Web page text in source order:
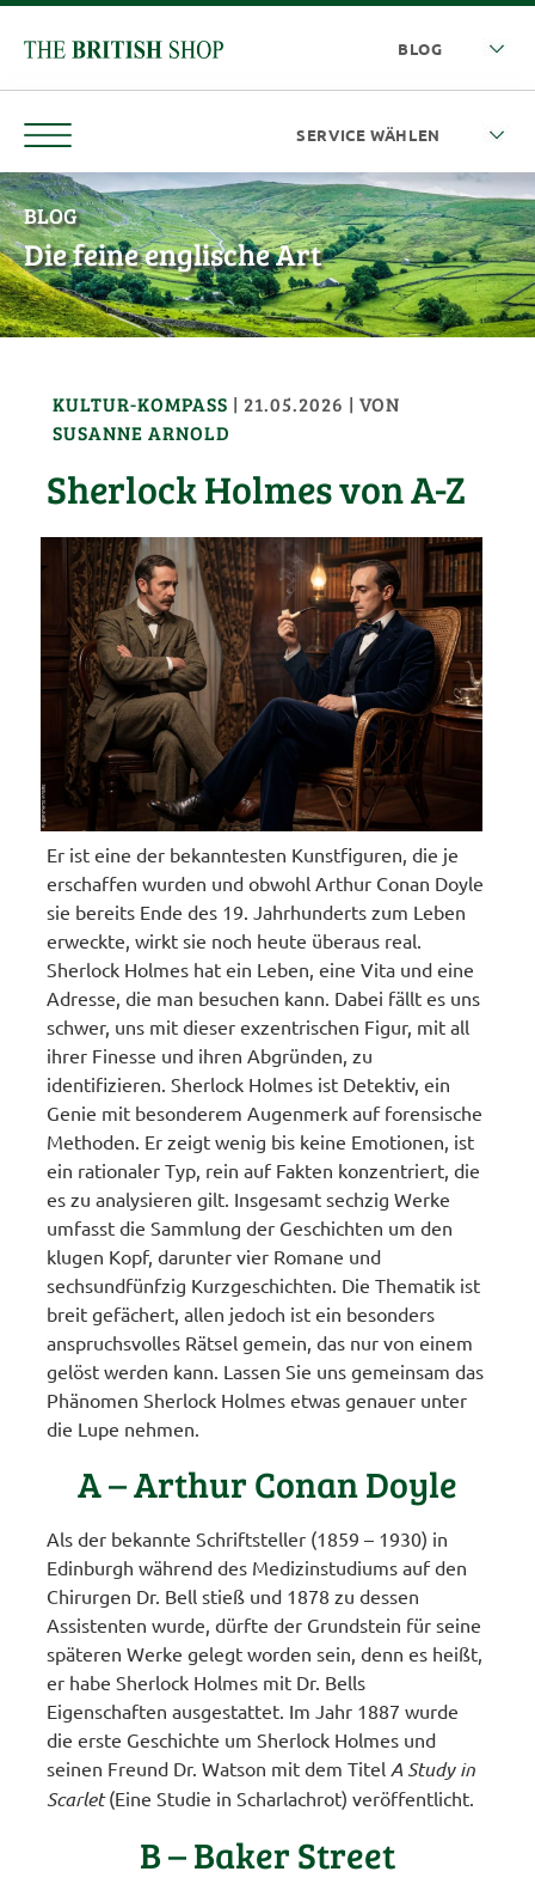
BLOG
Die feine englische Art
KULTUR-KOMPASS | 21.05.2026 | VON
SUSANNE ARNOLD
Sherlock Holmes von A-Z
Er ist eine der bekanntesten Kunstfiguren, die je
erschaffen wurden und obwohl Arthur Conan Doyle
sie bereits Ende des 19. Jahrhunderts zum Leben
erweckte, wirkt sie noch heute überaus real.
Sherlock Holmes hat ein Leben, eine Vita und eine
Adresse, die man besuchen kann. Dabei fällt es uns
schwer, uns mit dieser exzentrischen Figur, mit all
ihrer Finesse und ihren Abgründen, zu
identifizieren. Sherlock Holmes ist Detektiv, ein
Genie mit besonderem Augenmerk auf forensische
Methoden. Er zeigt wenig bis keine Emotionen, ist
ein rationaler Typ, rein auf Fakten konzentriert, die
es zu analysieren gilt. Insgesamt sechzig Werke
umfasst die Sammlung der Geschichten um den
klugen Kopf, darunter vier Romane und
sechsundfünfzig Kurzgeschichten. Die Thematik ist
breit gefächert, allen jedoch ist ein besonders
anspruchsvolles Rätsel gemein, das nur von einem
gelöst werden kann. Lassen Sie uns gemeinsam das
Phänomen Sherlock Holmes etwas genauer unter
die Lupe nehmen.
A – Arthur Conan Doyle
Als der bekannte Schriftsteller (1859 – 1930) in
Edinburgh während des Medizinstudiums auf den
Chirurgen Dr. Bell stieß und 1878 zu dessen
Assistenten wurde, dürfte der Grundstein für seine
späteren Werke gelegt worden sein, denn es heißt,
er habe Sherlock Holmes mit Dr. Bells
Eigenschaften ausgestattet. Im Jahr 1887 wurde
die erste Geschichte um Sherlock Holmes und
seinen Freund Dr. Watson mit dem Titel A Study in
Scarlet(Eine Studie in Scharlachrot) veröffentlicht.
B – Baker Street